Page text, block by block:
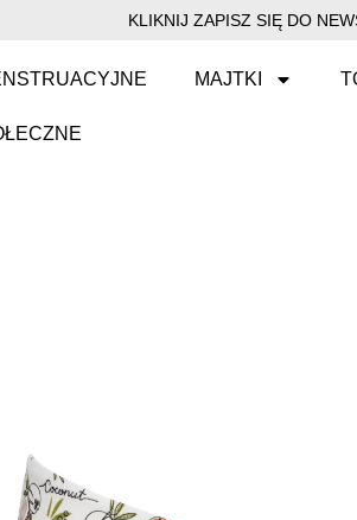
KLIKNIJ ZAPISZ SIĘ DO
MAJTKI